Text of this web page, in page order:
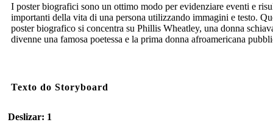
I poster biografici sono un ottimo modo per evidenziare eventi e
importanti della vita di una persona utilizzando immagini e testo.
poster biografico si concentra su Phillis Wheatley, una donna
divenne una famosa poetessa e la prima donna afroamericana
Texto do Storyboard
Deslizar: 1